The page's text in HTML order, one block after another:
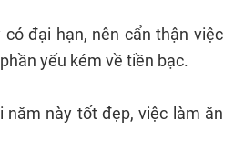
đại hạn, nên cẩn thận việc
yếu kém về tiền bạc.
năm này tốt đẹp, việc làm ăn